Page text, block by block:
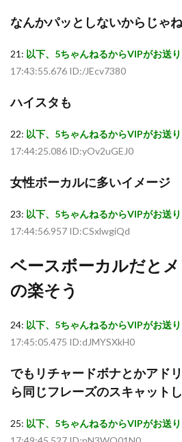
なんかパッとしないからじゃね
21: 以下、5ちゃんねるからVIPがお送
17:43:55.676 ID:/JEcv7380
ハイスタも
22: 以下、5ちゃんねるからVIPがお送
17:44:25.086 ID:yOv2uGEJ0
女性ボーカルに多いイメージ
23: 以下、5ちゃんねるからVIPがお送
17:44:56.957 ID:CSxlwgiQd
ベースボーカルだと
の楽そう
24: 以下、5ちゃんねるからVIPがお送
17:45:05.475 ID:dJMYSXkH0
でもリチャードボナとかアド
ら同じフレーズのスキャット
25: 以下、5ちゃんねるからVIPがお送